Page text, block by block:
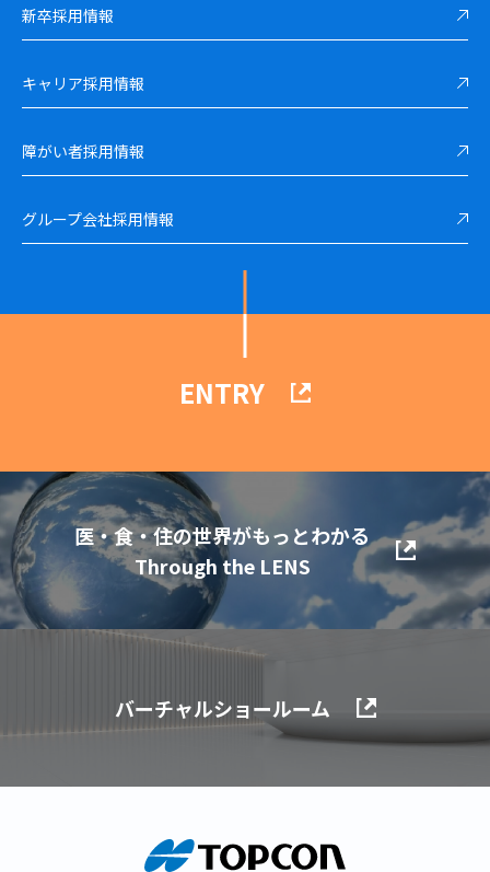
新卒採用情報
キャリア採用情報
障がい者採用情報
グループ会社採用情報
ENTRY
医・食・住の世界がもっとわかる
Through the LENS
バーチャルショールーム